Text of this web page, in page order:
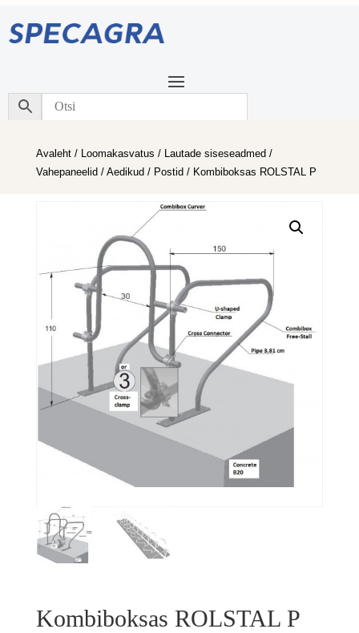
Avaleht/ Loomakasvatus / Lautade siseseadmed /
Vahepaneelid / Aedikud / Postid / Kombiboksas ROLSTAL P
Kombiboksas ROLSTAL P